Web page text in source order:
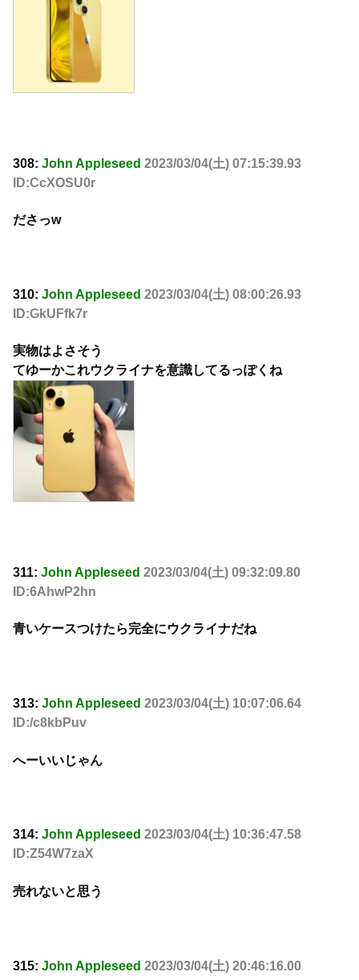
308: John Appleseed 2023/03/04(土) 07:15:39.93
ID:CcXOSU0r
ださっw
310: John Appleseed 2023/03/04(土) 08:00:26.93
ID:GkUFfk7r
実物はよさそう
てゆーかこれウクライナを意識してるっぽくね
311: John Appleseed 2023/03/04(土) 09:32:09.80
ID:6AhwP2hn
青いケースつけたら完全にウクライナだね
313: John Appleseed 2023/03/04(土) 10:07:06.64
ID:/c8kbPuv
へーいいじゃん
314: John Appleseed 2023/03/04(土) 10:36:47.58
ID:Z54W7zaX
売れないと思う
315: John Appleseed 2023/03/04(土) 20:46:16.00